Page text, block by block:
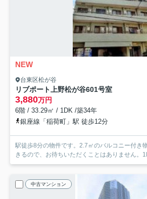
NEW
台東区松が谷
リブポート上野松が谷601号室
3,880万円
6階 / 33.29㎡ / 1DK /築34年
銀座線「稲荷町」駅 徒歩12分
駅徒歩8分の物件です。2.7㎡のバルコニー付き
きるので、お待ちいただくことはありません。
中古マンション